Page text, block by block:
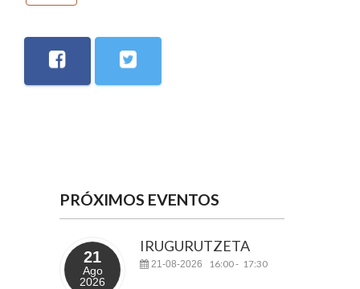
PRÓXIMOS EVENTOS
21
Ago
2026
IRUGURUTZETA
21-08-2026 16:00- 17:30